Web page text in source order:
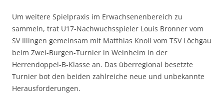
Um weitere Spielpraxis im Erwachsenenbereich zu
sammeln, trat U17-Nachwuchsspieler Louis Bronner vom
SV Illingen gemeinsam mit Matthias Knoll vom TSV Löchgau
beim Zwei-Burgen-Turnier in Weinheim in der
Herrendoppel-B-Klasse an. Das überregional besetzte
Turnier bot den beiden zahlreiche neue und unbekannte
Herausforderungen.